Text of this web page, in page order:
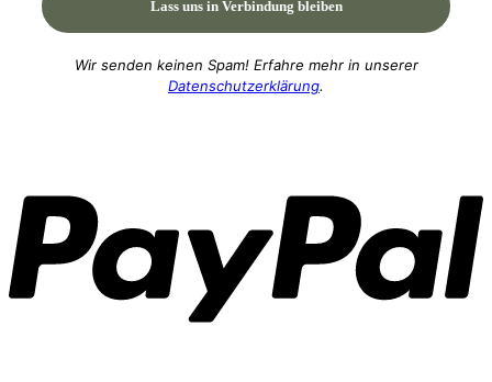
Wir senden keinen Spam! Erfahre mehr in unserer
Datenschutzerklärung.